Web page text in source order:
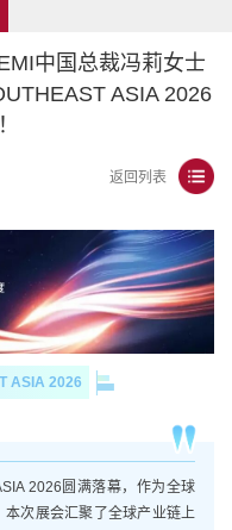
中国总裁冯莉女士
ASIA 2026
返回列表
ASIA 2026
2026圆满落幕，作为全球
次展会汇聚了全球产业链上